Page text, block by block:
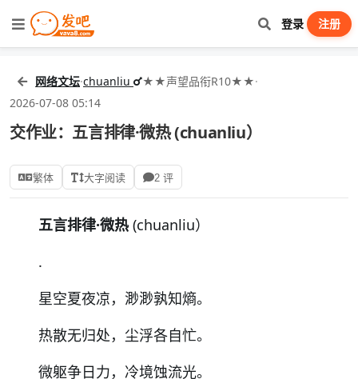
登录 注册
网络文坛·chuanliu ★★声望品衔R10★★·
2026-07-08 05:14
交作业：五言排律·微热 (chuanliu）
繁体 大字阅读 2 评
五言排律·微热(chuanliu）
.
星空夏夜凉，渺渺孰知熵。
热散无归处，尘浮各自忙。
微躯争日力，冷境蚀流光。